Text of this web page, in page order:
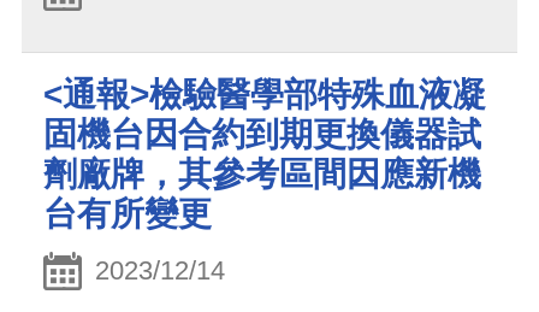
<通報>檢驗醫學部特殊血液凝
固機台因合約到期更換儀器試
劑廠牌，其參考區間因應新機
台有所變更
2023/12/14